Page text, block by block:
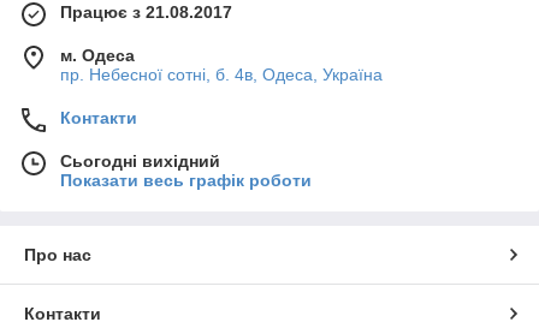
Працює з 21.08.2017
м. Одеса
пр. Небесної сотні, б. 4в, Одеса, Україна
Контакти
Сьогодні вихідний
Показати весь графік роботи
Про нас
Контакти